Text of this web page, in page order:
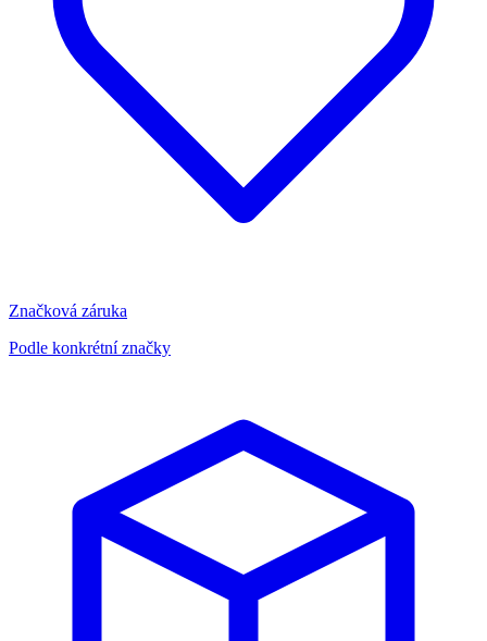
Značková záruka
Podle konkrétní značky